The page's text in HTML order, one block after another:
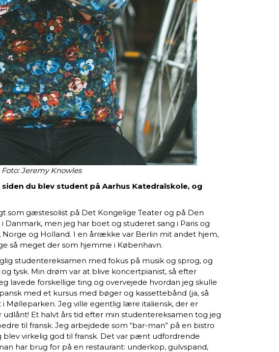
Foto: Jeremy Knowles
du blev student på Aarhus Katedralskole, og
som gæstesolist på Det Kongelige Teater og på Den
men jeg har boet og studeret sang i Paris og
Norge og Holland. I en årrække var Berlin mit andet hjem,
så meget der som hjemme i København.
studentereksamen med fokus på musik og sprog, og
tysk. Min drøm var at blive koncertpianist, så efter
lavede forskellige ting og overvejede hvordan jeg skulle
med et kursus med bøger og kassettebånd (ja, så
Mølleparken. Jeg ville egentlig lære italiensk, der er
udlånt! Et halvt års tid efter min studentereksamen tog jeg
til fransk. Jeg arbejdede som “bar-man” på en bistro
virkelig god til fransk. Det var pænt udfordrende
har brug for på en restaurant: underkop, gulvspand,